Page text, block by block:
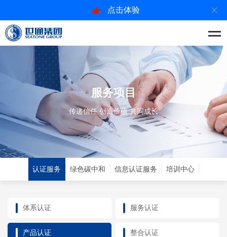
点击体验
服务项目
传递信任 创造价值 共同成长
认证服务 绿色碳中和 信息认证服务 培训中心
体系认证 服务认证
产品认证 整合认证